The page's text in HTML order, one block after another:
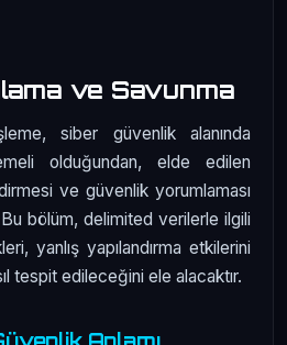
ve Savunma
işleme, siber güvenlik alanında
olduğundan, elde edilen
ve güvenlik yorumlaması
bölüm, delimited verilerle ilgili
yanlış yapılandırma etkilerini
tespit edileceğini ele alacaktır.